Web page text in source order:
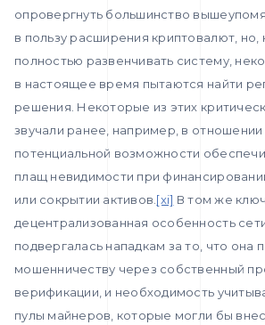
опровергнуть большинство
в пользу расширения криптовалют, но,
полностью развенчивать систему,
в настоящее время пытаются найти
решения. Некоторые из этих
звучали ранее, например, в
потенциальной возможности
плащ невидимости при
или сокрытии активов. [xi] В том же
децентрализованная особенность
подвергалась нападкам за то, что она
мошенничеству через собственный
верификации, и необходимость
пулы майнеров, которые могли бы